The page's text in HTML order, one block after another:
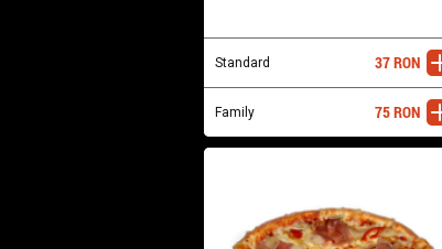
Standard 37RON
Family 75RON